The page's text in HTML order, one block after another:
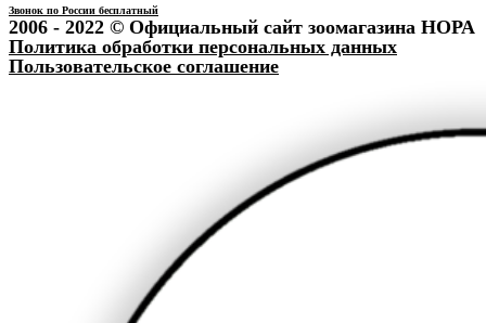
Звонок по России бесплатный
2006 - 2022 © Официальный сайт зоомагазина НОРА
Политика обработки персональных данных
Пользовательское соглашение